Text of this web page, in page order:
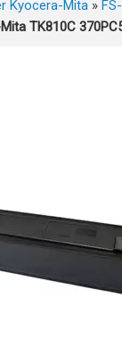
Kyocera-Mita »
TK810C